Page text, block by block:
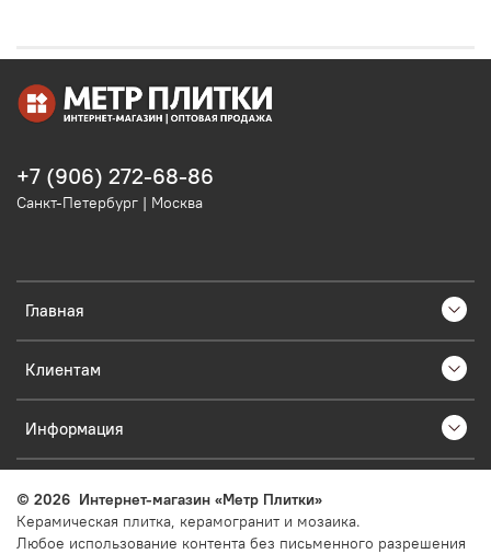
Главная
Клиентам
Информация
+7 (906) 272-68-86
Санкт-Петербург | Москва
© 2026 Интернет-магазин «Метр Плитки»
Керамическая плитка, керамогранит и мозаика.
Любое использование контента без письменного разрешения